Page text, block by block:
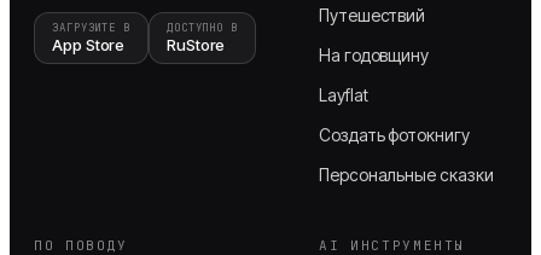
ЗАГРУЗИТЕ В
App Store
ДОСТУПНО В
RuStore
Путешествий
На годовщину
Layflat
Создать фотокнигу
Персональные сказки
ПО ПОВОДУ AI ИНСТРУМЕНТЫ